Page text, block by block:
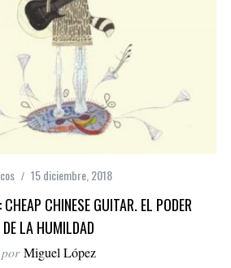
15 diciembre, 2018
CHEAP CHINESE GUITAR. EL PODER
DE LA HUMILDAD
por Miguel López